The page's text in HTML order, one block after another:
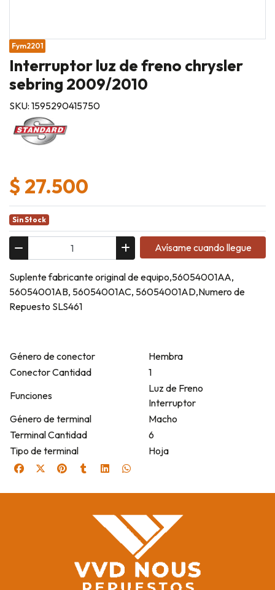
Fym2201
Interruptor luz de freno chrysler
sebring 2009/2010
SKU: 1595290415750
$ 27.500
Sin Stock
Avísame cuando llegue
Suplente fabricante original de equipo,56054001AA,
56054001AB, 56054001AC, 56054001AD,Numero de
Repuesto SLS461
Género de conector
Hembra
Conector Cantidad
1
Funciones
Luz de Freno
Interruptor
Género de terminal
Macho
Terminal Cantidad
6
Tipo de terminal
Hoja